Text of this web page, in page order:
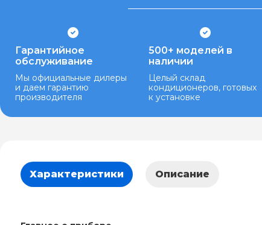
Гарантийное
обслуживание
Мы официальные дилеры
и даем гарантию
производителя
500+ моделей в
наличии
Целый склад
кондиционеров, готовых
к установке
Характеристики Описание